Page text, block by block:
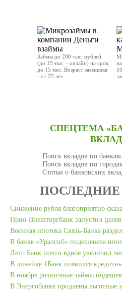
Займы до 200 тыс. рублей
(до 15 тыс. - онлайн) на срок
до 15 мес. Возраст заемщика
- от 25 лет.
СПЕЦТЕМА
Поиск вкладов по банкам
Поиск вкладов по
Статьи о банковских
Снижение рубля благоприятно
Прио-Внешторгбанк запустил
Военная ипотека Связь-Банка
В банке «Уралсиб» подешевела
Лето Банк почти вдвое увеличил
В линейке 1Банк появился
В ноябре розничные займы
В Энергобанке продлены льготные